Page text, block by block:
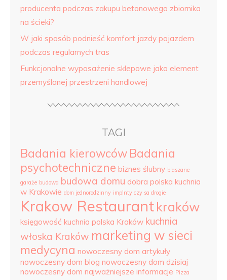
producenta podczas zakupu betonowego zbiornika
na ścieki?
W jaki sposób podnieść komfort jazdy pojazdem
podczas regularnych tras
Funkcjonalne wyposażenie sklepowe jako element
przemyślanej przestrzeni handlowej
TAGI
Badania kierowców Badania
psychotechniczne biznes ślubny blaszane
garaże budowa budowa domu dobra polska kuchnia
w Krakowie dom jednorodzinny implnty czy sa drogie
Krakow Restaurantkraków
księgowość kuchnia polska Kraków kuchnia
włoska Kraków marketing w sieci
medycyna nowoczesny dom artykuły
nowoczesny dom blog nowoczesny dom dzisiaj
nowoczesny dom najważniejsze informacje Pizza